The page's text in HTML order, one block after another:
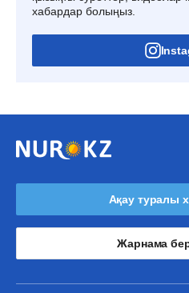
хабардар болыңыз.
Ақау туралы
Жарнама